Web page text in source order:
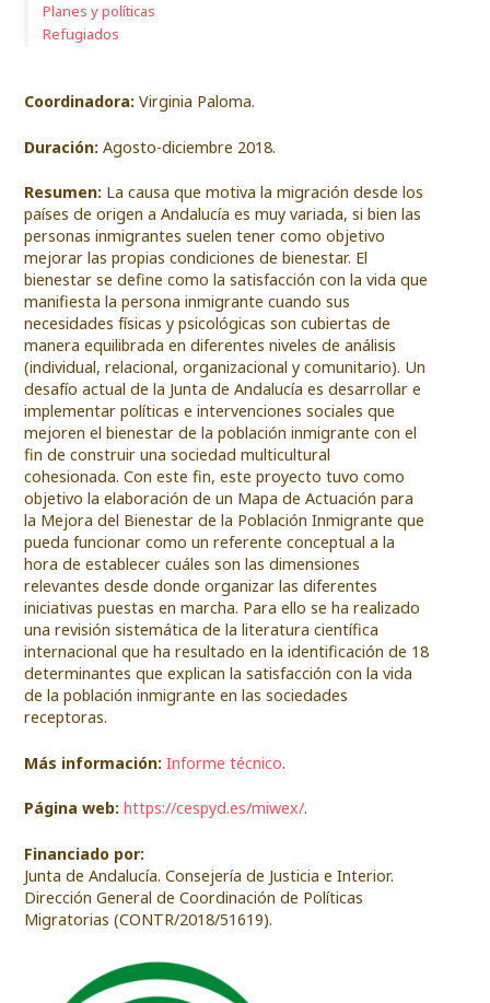
Planes y políticas
Refugiados
Coordinadora:Virginia Paloma.
Duración:Agosto-diciembre 2018.
Resumen: La causa que motiva la migración desde los
países de origen a Andalucía es muy variada, si bien las
personas inmigrantes suelen tener como objetivo
mejorar las propias condiciones de bienestar. El
bienestar se define como la satisfacción con la vida que
manifiesta la persona inmigrante cuando sus
necesidades físicas y psicológicas son cubiertas de
manera equilibrada en diferentes niveles de análisis
(individual, relacional, organizacional y comunitario). Un
desafío actual de la Junta de Andalucía es desarrollar e
implementar políticas e intervenciones sociales que
mejoren el bienestar de la población inmigrante con el
fin de construir una sociedad multicultural
cohesionada. Con este fin, este proyecto tuvo como
objetivo la elaboración de un Mapa de Actuación para
la Mejora del Bienestar de la Población Inmigrante que
pueda funcionar como un referente conceptual a la
hora de establecer cuáles son las dimensiones
relevantes desde donde organizar las diferentes
iniciativas puestas en marcha. Para ello se ha realizado
una revisión sistemática de la literatura científica
internacional que ha resultado en la identificación de 18
determinantes que explican la satisfacción con la vida
de la población inmigrante en las sociedades
receptoras.
Más información:Informe técnico.
Página web:https://cespyd.es/miwex/.
Financiado por:
Junta de Andalucía. Consejería de Justicia e Interior.
Dirección General de Coordinación de Políticas
Migratorias (CONTR/2018/51619).